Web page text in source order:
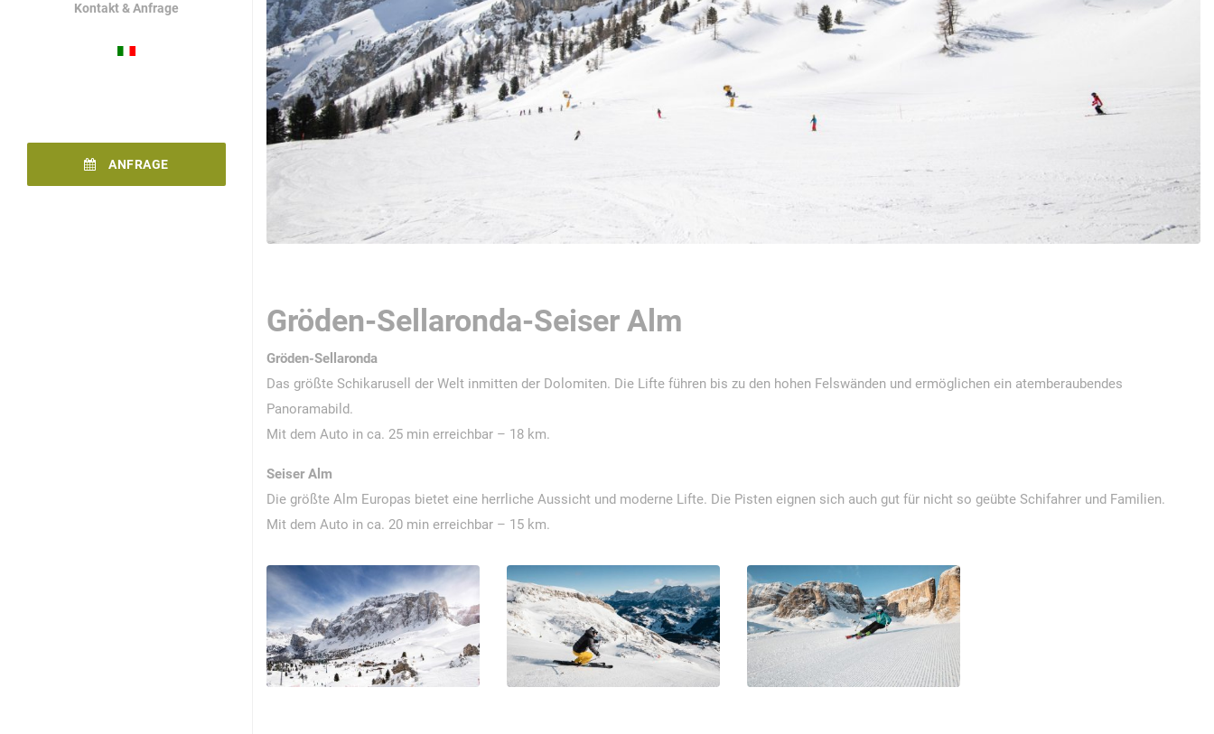
Kontakt & Anfrage
ANFRAGE
Gröden-Sellaronda-Seiser Alm
Gröden-Sellaronda
Das größte Schikarusell der Welt inmitten der Dolomiten. Die Lifte führen bis zu den hohen Felswänden und ermöglichen ein atemberaubendes
Panoramabild.
Mit dem Auto in ca. 25 min erreichbar – 18 km.
Seiser Alm
Die größte Alm Europas bietet eine herrliche Aussicht und moderne Lifte. Die Pisten eignen sich auch gut für nicht so geübte Schifahrer und Familien.
Mit dem Auto in ca. 20 min erreichbar – 15 km.